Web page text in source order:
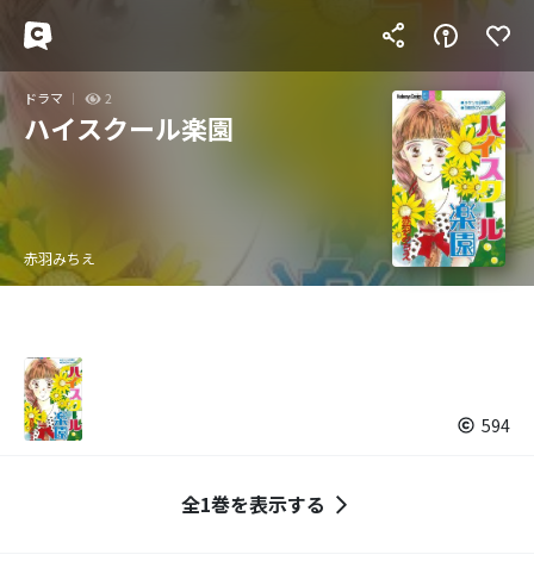
ドラマ 2
ハイスクール楽園
赤羽みちえ
594
全1巻を表示する